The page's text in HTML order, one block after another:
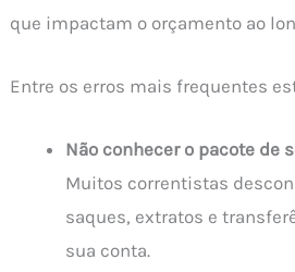
que impactam o orçamento ao
Entre os erros mais frequentes
Não conhecer o pacote de
Muitos correntistas
saques, extratos e
sua conta.